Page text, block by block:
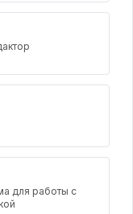
для работы с